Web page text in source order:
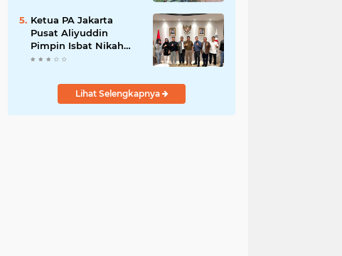
Ketua PA Jakarta
Pusat Aliyuddin
Pimpin Isbat Nikah
Terpadu di Korea
Lindungi Hak WNI
Lihat Selengkapnya